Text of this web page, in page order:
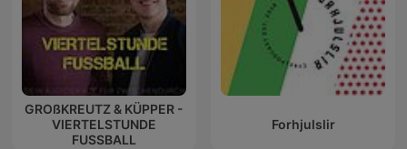
GROßKREUTZ & KÜPPER -
VIERTELSTUNDE
FUSSBALL
Forhjulslir